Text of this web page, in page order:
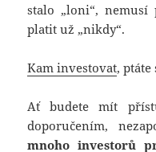
stalo „loni“, nemusí
platit už „nikdy“.
Kam investovat, ptáte
Ať budete mít
doporučením,
mnoho investorů